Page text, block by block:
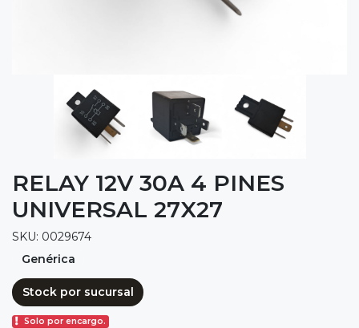
RELAY 12V 30A 4 PINES
UNIVERSAL 27X27
SKU: 0029674
Genérica
Stock por sucursal
Solo por encargo.